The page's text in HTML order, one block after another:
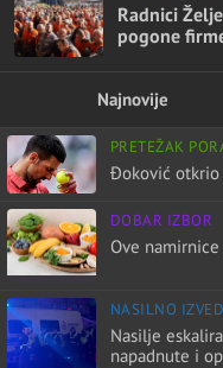
Radnici
pogone
Najnovije
PRETEŽAK
Đoković
DOBAR IZBOR
Ove
NASILNO
Nasilje
napadnute i